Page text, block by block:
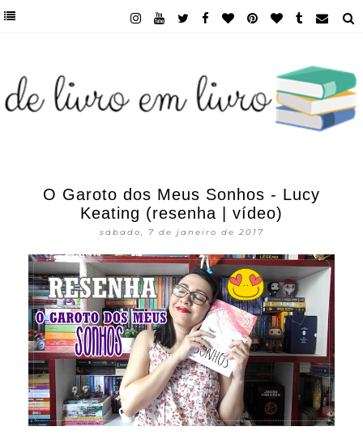
O Garoto dos Meus Sonhos - Lucy
Keating (resenha | vídeo)
sábado, 7 de janeiro de 2017